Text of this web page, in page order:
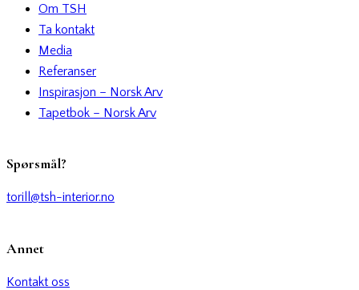
Om TSH
Ta kontakt
Media
Referanser
Inspirasjon – Norsk Arv
Tapetbok – Norsk Arv
Spørsmål?
torill@tsh-interior.no
Annet
Kontakt oss